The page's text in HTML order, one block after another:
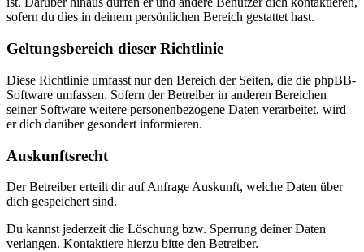
sofern du dies in deinem persönlichen Bereich gestattet hast.
Geltungsbereich dieser Richtlinie
Diese Richtlinie umfasst nur den Bereich der Seiten, die die phpBB-
Software umfassen. Sofern der Betreiber in anderen Bereichen
seiner Software weitere personenbezogene Daten verarbeitet, wird
er dich darüber gesondert informieren.
Auskunftsrecht
Der Betreiber erteilt dir auf Anfrage Auskunft, welche Daten über
dich gespeichert sind.
Du kannst jederzeit die Löschung bzw. Sperrung deiner Daten
verlangen. Kontaktiere hierzu bitte den Betreiber.